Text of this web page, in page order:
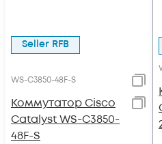
Seller RFB
WS-C3850-48F-S
Коммутатор Cisco
Catalyst WS-C3850-
48F-S